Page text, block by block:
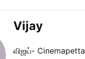
Vijay
விஜய்-